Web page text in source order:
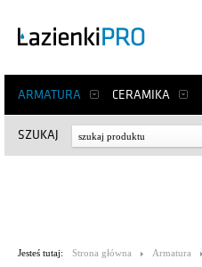
ARMATURA CERAMIKA
SZUKAJ
Jesteś tutaj: Strona główna Armatura